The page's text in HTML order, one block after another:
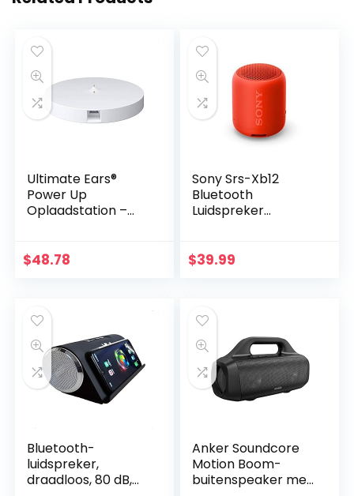
Ultimate Ears®
Power Up
Oplaadstation –
$48.78
Sony Srs-Xb12
Bluetooth
Luidspreker
Bas,
$39.99
Bluetooth-
luidspreker,
draadloos, 80 dB,
Anker Soundcore
Motion Boom-
buitenspeaker met